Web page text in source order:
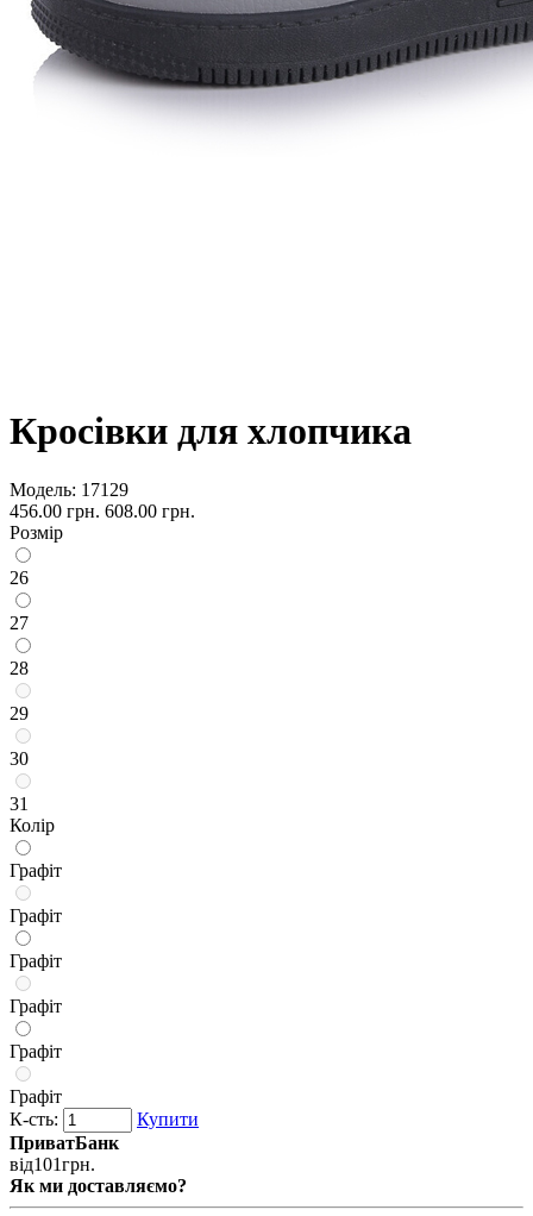
Кросівки для хлопчика
Модель: 17129
456.00 грн. 608.00 грн.
Розмір
26
27
28
29
30
31
Колір
Графіт
Графіт
Графіт
Графіт
Графіт
Графіт
К-сть:
Купити
ПриватБанк
від101грн.
Як ми доставляємо?